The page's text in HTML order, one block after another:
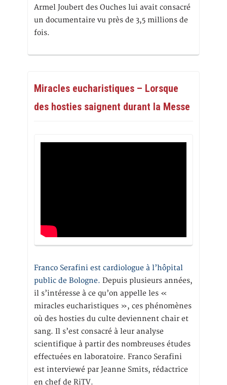
Armel Joubert des Ouches lui avait consacré
un documentaire vu près de 3,5 millions de
fois.
Miracles eucharistiques – Lorsque
des hosties saignent durant la Messe
Franco Serafini est cardiologue à l’hôpital
public de Bologne. Depuis plusieurs années,
il s’intéresse à ce qu’on appelle les «
miracles eucharistiques », ces phénomènes
où des hosties du culte deviennent chair et
sang. Il s’est consacré à leur analyse
scientifique à partir des nombreuses études
effectuées en laboratoire. Franco Serafini
est interviewé par Jeanne Smits, rédactrice
en chef de RiTV.